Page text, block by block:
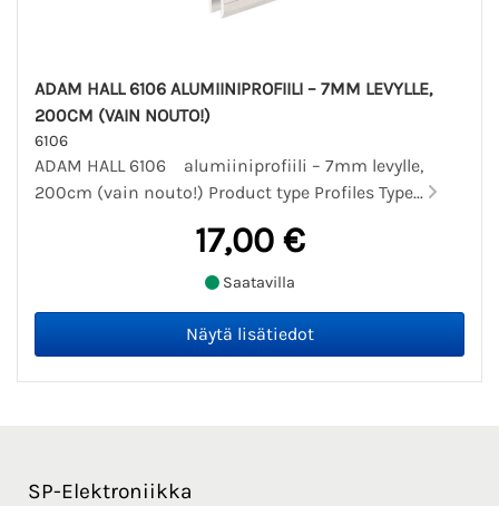
ADAM HALL 6106 ALUMIINIPROFIILI – 7MM LEVYLLE,
200CM (VAIN NOUTO!)
6106
ADAM HALL 6106 alumiiniprofiili – 7mm levylle,
200cm (vain nouto!) Product type Profiles Type...
17,00 €
Saatavilla
SP-Elektroniikka